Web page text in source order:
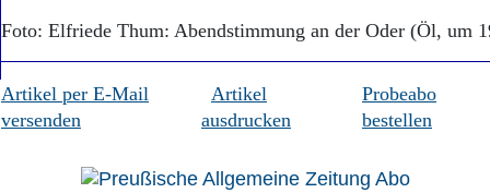
Foto: Elfriede Thum: Abendstimmung an der Oder (Öl, um
Artikel per E-Mail
versenden
Artikel
ausdrucken
Probeabo
bestellen